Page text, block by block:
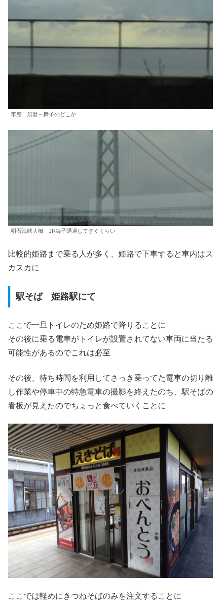
車窓 須磨～舞子のどこか
明石海峡大橋 JR舞子通過してすぐくらい
比較的姫路まで乗る人が多く、姫路で下車すると車内はス
カスカに
駅そば 姫路駅にて
ここで一旦トイレのため姫路で降りることに
その後に乗る電車がトイレが設置されてない車両に当たる
可能性があるのでこれは必至
その後、待ち時間を利用してさっき乗ってた電車の切り離
し作業や停車中の特急電車の撮影を終えたのち、駅そばの
看板が見えたのでちょっと食べていくことに
ここでは軽めにきつねそばのみを注文することに